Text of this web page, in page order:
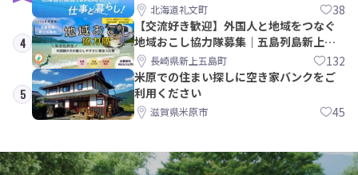
北海道礼文町 38
4
【交流好き歓迎】外国人と地域をつなぐ
地域おこし協力隊募集｜五島列島新上五
島町長崎県新上五島町 132
5
米原での住まい探しに空き家バンクをご
利用ください
滋賀県米原市 45